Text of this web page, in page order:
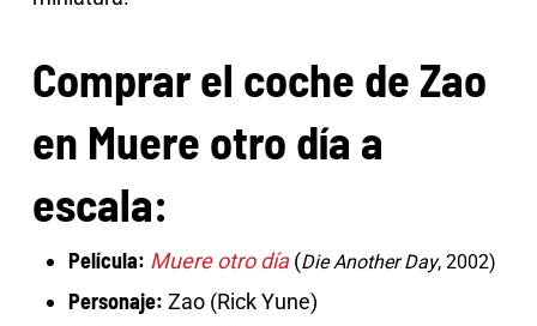
Comprar el coche de Zao
en Muere otro día a
escala:
Película: Muere otro día(Die Another Day, 2002)
Personaje: Zao (Rick Yune)